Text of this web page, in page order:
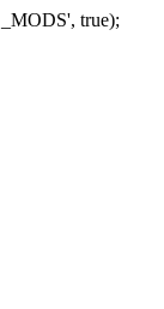
true);